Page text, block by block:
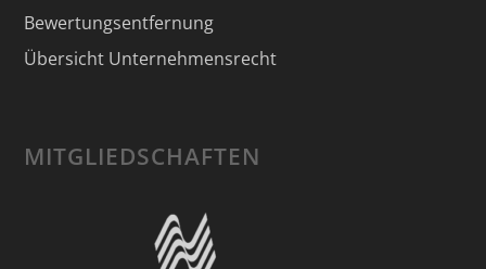
Bewertungsentfernung
Übersicht Unternehmensrecht
MITGLIEDSCHAFTEN